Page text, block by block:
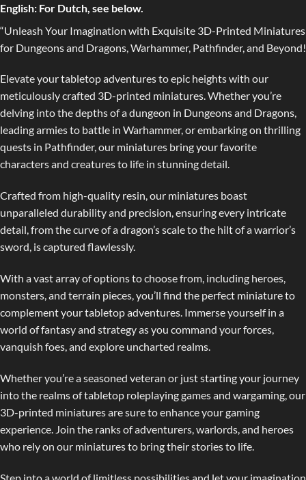
English: For Dutch, see below.
“Unleash Your Imagination with Exquisite 3D-Printed Miniatures
for Dungeons and Dragons, Warhammer, Pathfinder, and Beyond!
Elevate your tabletop adventures to epic heights with our
meticulously crafted 3D-printed miniatures. Whether you’re
delving into the depths of a dungeon in Dungeons and Dragons,
leading armies to battle in Warhammer, or embarking on thrilling
quests in Pathfinder, our miniatures bring your favorite
characters and creatures to life in stunning detail.
Crafted from high-quality resin, our miniatures boast
unparalleled durability and precision, ensuring every intricate
detail, from the curve of a dragon’s scale to the hilt of a warrior’s
sword, is captured flawlessly.
With a vast array of options to choose from, including heroes,
monsters, and terrain pieces, you’ll find the perfect miniature to
complement your tabletop adventures. Immerse yourself in a
world of fantasy and strategy as you command your forces,
vanquish foes, and explore uncharted realms.
Whether you’re a seasoned veteran or just starting your journey
into the realms of tabletop roleplaying games and wargaming, our
3D-printed miniatures are sure to enhance your gaming
experience. Join the ranks of adventurers, warlords, and heroes
who rely on our miniatures to bring their stories to life.
Step into a world of limitless possibilities and let your imagination